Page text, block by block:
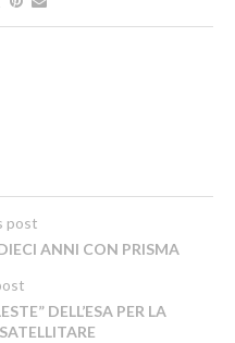
post
ANNI CON PRISMA
DELL’ESA PER LA